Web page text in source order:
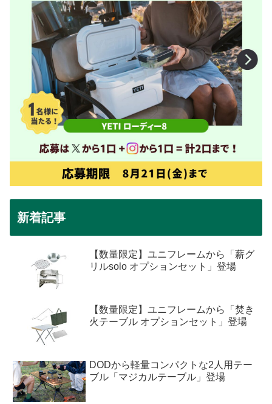
新着記事
【数量限定】ユニフレームから「薪グ
リルsolo オプションセット」登場
【数量限定】ユニフレームから「焚き
火テーブル オプションセット」登場
DODから軽量コンパクトな2人用テー
ブル「マジカルテーブル」登場